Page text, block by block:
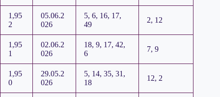
1,95
2
05.06.2
026
5, 6, 16, 17,
49
2, 12
1,95
1
02.06.2
026
18, 9, 17, 42,
6
7, 9
1,95
0
29.05.2
026
5, 14, 35, 31,
18
12, 2